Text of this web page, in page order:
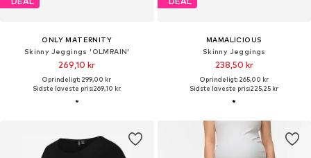
ONLY MATERNITY
Skinny Jeggings 'OLMRAIN'
269,10 kr
Oprindeligt: 299,00 kr
Sidste laveste pris:269,10 kr
MAMALICIOUS
Skinny Jeggings
238,50 kr
Oprindeligt: 265,00 kr
Sidste laveste pris:225,25 kr